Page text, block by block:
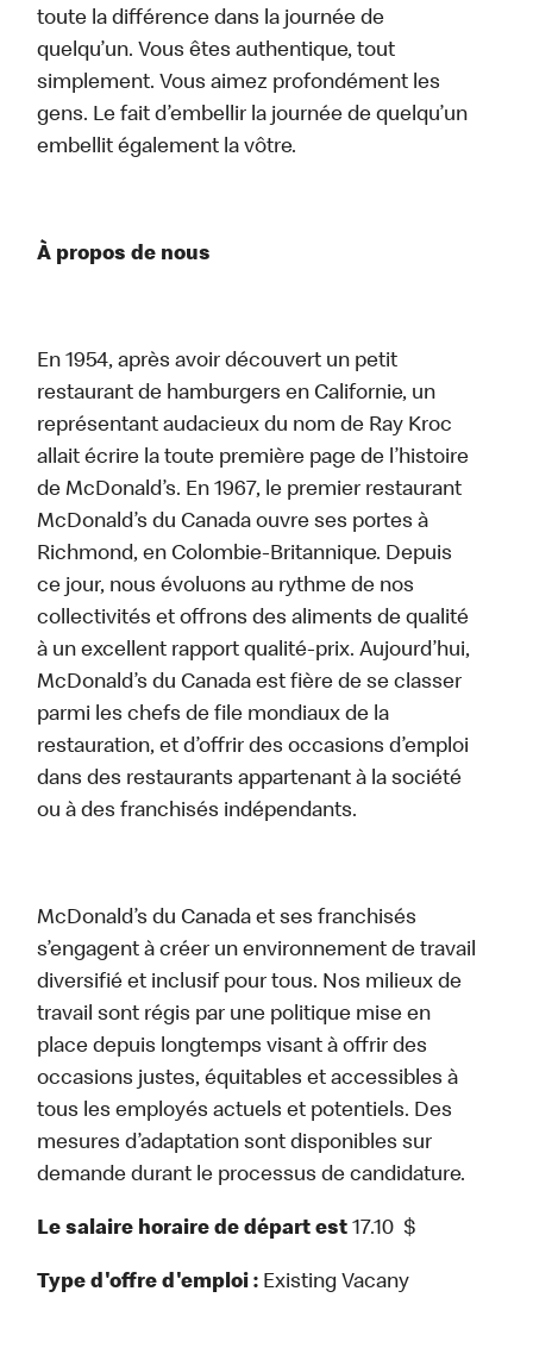
toute la différence dans la journée de
quelqu’un. Vous êtes authentique, tout
simplement. Vous aimez profondément les
gens. Le fait d’embellir la journée de quelqu’un
embellit également la vôtre.
À propos de nous
En 1954, après avoir découvert un petit
restaurant de hamburgers en Californie, un
représentant audacieux du nom de Ray Kroc
allait écrire la toute première page de l’histoire
de McDonald’s. En 1967, le premier restaurant
McDonald’s du Canada ouvre ses portes à
Richmond, en Colombie-Britannique. Depuis
ce jour, nous évoluons au rythme de nos
collectivités et offrons des aliments de qualité
à un excellent rapport qualité-prix. Aujourd’hui,
McDonald’s du Canada est fière de se classer
parmi les chefs de file mondiaux de la
restauration, et d’offrir des occasions d’emploi
dans des restaurants appartenant à la société
ou à des franchisés indépendants.
McDonald’s du Canada et ses franchisés
s’engagent à créer un environnement de travail
diversifié et inclusif pour tous. Nos milieux de
travail sont régis par une politique mise en
place depuis longtemps visant à offrir des
occasions justes, équitables et accessibles à
tous les employés actuels et potentiels. Des
mesures d’adaptation sont disponibles sur
demande durant le processus de candidature.
Le salaire horaire de départ est 17.10 $
Type d'offre d'emploi : Existing Vacany